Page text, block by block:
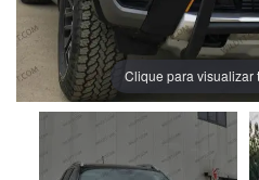
Clique para visualizar